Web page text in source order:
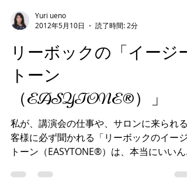
Yuri ueno
2012年5月10日
読了時間: 2分
リーボックの「イージー
トーン
（EASYTONE®）」
私が、講演会の仕事や、サロンに来られる
客様に必ず聞かれる「リーボックのイージ